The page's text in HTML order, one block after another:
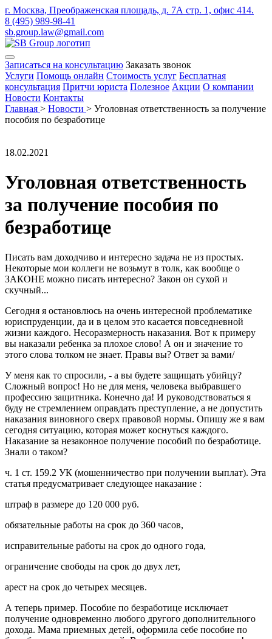
г. Москва, Преображенская площадь, д. 7А стр. 1, офис 414.
8 (495) 989-98-41
sb.group.law@gmail.com
Записаться на консультацию Заказать звонок
Услуги Помощь онлайн Стоимость услуг Бесплатная
консультация Притчи юриста Полезное Акции О компании
Новости Контакты
Главная > Новости > Уголовная ответственность за получение
пособия по безработице
18.02.2021
Уголовная ответственность
за получение пособия по
безработице
Писать вам доходчиво и интересно задача не из простых.
Некоторые мои коллеги не возьмут в толк, как вообще о
ЗАКОНЕ можно писать интересно? Закон он сухой и
скучный...
Сегодня я остановлюсь на очень интересной проблематике
юриспруденции, да и в целом это касается повседневной
жизни каждого. Несоразмерность наказания. Вот к примеру
вы наказали ребенка за плохое слово! А он и значение то
этого слова толком не знает. Правы вы? Ответ за вами/
У меня как то спросили, - а вы будете защищать убийцу?
Сложный вопрос! Но не для меня, человека выбравшего
профессию защитника. Конечно да! И руководствоваться я
буду не стремлением оправдать преступление, а не допустить
наказания виновного сверх правовой нормы. Опишу же я вам
сегодня ситуацию, которая может коснуться каждого.
Наказание за незаконное получение пособий по безработице.
Знали о таком?
ч. 1 ст. 159.2 УК (мошенничество при получении выплат). Эта
статья предусматривает следующее наказание :
штраф в размере до 120 000 руб.
обязательные работы на срок до 360 часов,
исправительные работы на срок до одного года,
ограничение свободы на срок до двух лет,
арест на срок до четырех месяцев.
А теперь пример. Пособие по безработице исключает
получение одновременно любого другого дополнительного
дохода. Мама приемных детей, оформила себе пособие по